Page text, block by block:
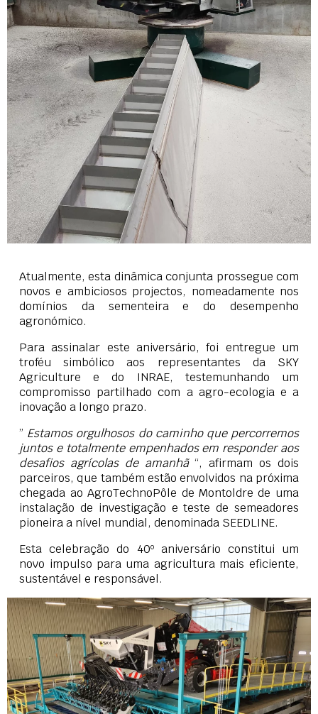
Atualmente, esta dinâmica conjunta prossegue com
novos e ambiciosos projectos, nomeadamente nos
domínios da sementeira e do desempenho
agronómico.
Para assinalar este aniversário, foi entregue um
troféu simbólico aos representantes da SKY
Agriculture e do INRAE, testemunhando um
compromisso partilhado com a agro-ecologia e a
inovação a longo prazo.
” Estamos orgulhosos do caminho que percorremos
juntos e totalmente empenhados em responder aos
desafios agrícolas de amanhã“, afirmam os dois
parceiros, que também estão envolvidos na próxima
chegada ao AgroTechnoPôle de Montoldre de uma
instalação de investigação e teste de semeadores
pioneira a nível mundial, denominada SEEDLINE.
Esta celebração do 40º aniversário constitui um
novo impulso para uma agricultura mais eficiente,
sustentável e responsável.